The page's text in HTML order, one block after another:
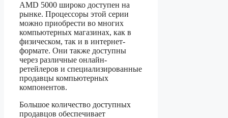
AMD 5000 широко доступен на
рынке. Процессоры этой серии
можно приобрести во многих
компьютерных магазинах, как в
физическом, так и в интернет-
формате. Они также доступны
через различные онлайн-
ретейлеров и специализированные
продавцы компьютерных
компонентов.
Большое количество доступных
продавцов обеспечивает